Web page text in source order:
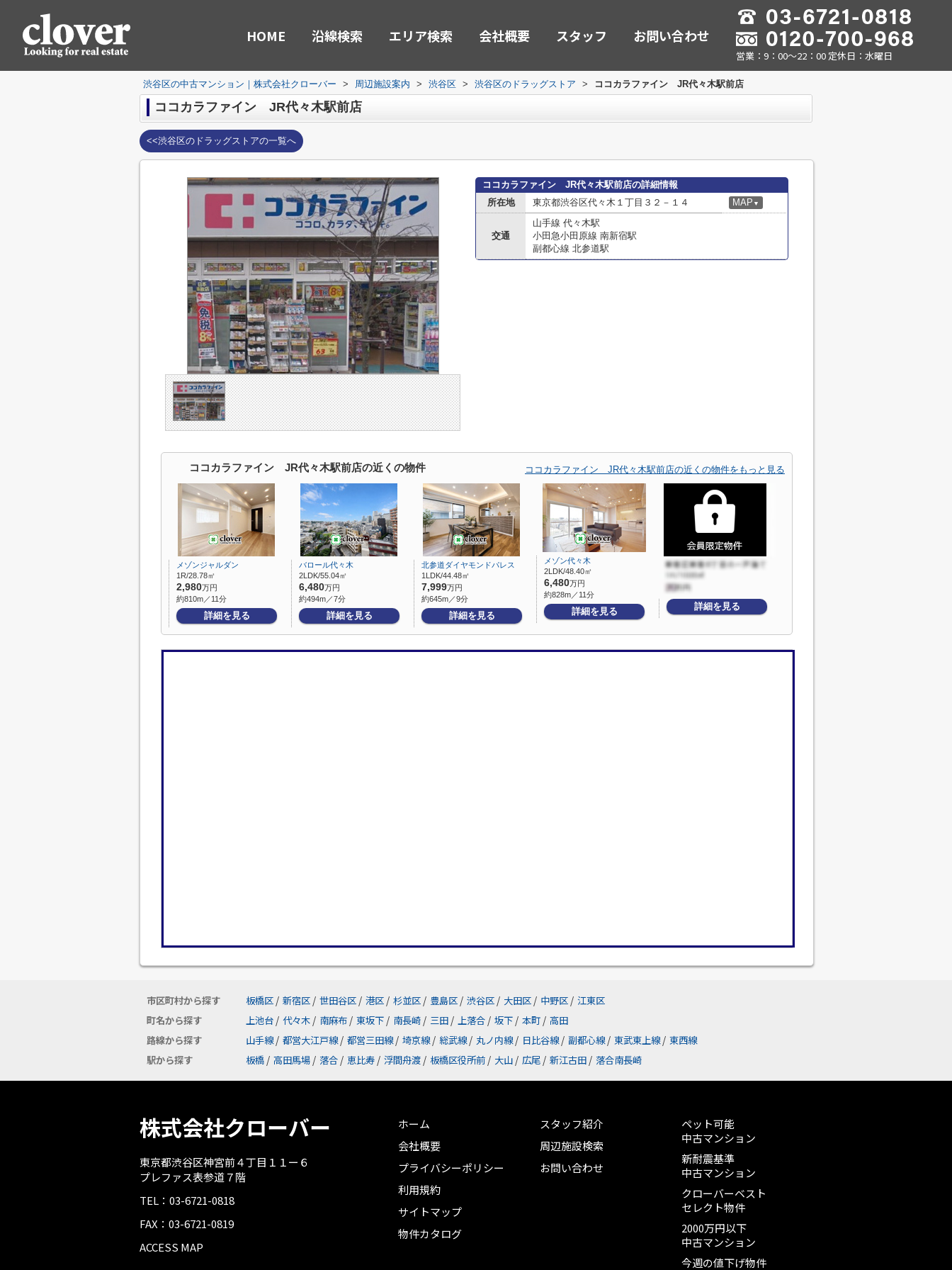
HOME 沿線検索 エリア検索 会社概要 スタッフ お問い合わせ
営業：9：00～22：00 定休日：水曜日
渋谷区の中古マンション｜株式会社クローバー > 周辺施設案内 > 渋谷区 > 渋谷区のドラッグストア > ココカラファイン JR代々木駅前店
ココカラファイン JR代々木駅前店
<<渋谷区のドラッグストアの一覧へ
ココカラファイン JR代々木駅前店の詳細情報
所在地
東京都渋谷区代々木１丁目３２－１４ MAP ▼
交通
山手線 代々木駅
小田急小田原線 南新宿駅
副都心線 北参道駅
ココカラファイン JR代々木駅前店の近くの物件 ココカラファイン JR代々木駅前店の近くの物件をもっと見る
メゾンジャルダン
1R/28.78㎡
2,980万円
約810m／11分
詳細を見る
バロール代々木
2LDK/55.04㎡
6,480万円
約494m／7分
詳細を見る
北参道ダイヤモンドパレス
1LDK/44.48㎡
7,999万円
約645m／9分
詳細を見る
メゾン代々木
2LDK/48.40㎡
6,480万円
約828m／11分
詳細を見る 詳細を見る
市区町村から探す 板橋区 / 新宿区 / 世田谷区 / 港区 / 杉並区 / 豊島区 / 渋谷区 / 大田区 / 中野区 / 江東区
町名から探す
上池台 / 代々木 / 南麻布 / 東坂下 / 南長崎 / 三田 / 上落合 / 坂下 / 本町 / 高田
路線から探す
山手線 / 都営大江戸線 / 都営三田線 / 埼京線 / 総武線 / 丸ノ内線 / 日比谷線 / 副都心線 / 東武東上線 / 東西線
駅から探す
板橋 / 高田馬場 / 落合 / 恵比寿 / 浮間舟渡 / 板橋区役所前 / 大山 / 広尾 / 新江古田 / 落合南長崎
株式会社クローバー
東京都渋谷区神宮前４丁目１１ー６
プレファス表参道７階
TEL：03-6721-0818
FAX：03-6721-0819
ACCESS MAP
ホーム
会社概要
プライバシーポリシー
利用規約
サイトマップ
物件カタログ
スタッフ紹介
周辺施設検索
お問い合わせ
ペット可能
中古マンション
新耐震基準
中古マンション
クローバーベスト
セレクト物件
2000万円以下
中古マンション
今週の値下げ物件